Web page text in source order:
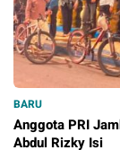
BARU
Anggota PRI
Abdul Rizky Isi